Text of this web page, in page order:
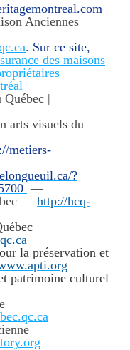
Anciennes
. Sur ce site,
des maisons
Québec |
arts visuels du
metiers-
?
—
— http://hcq-
la préservation et
patrimoine culturel